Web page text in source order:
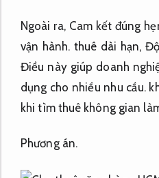
Ngoài ra, Cam kết đúng
vận hành. thuê dài hạn,
Điều này giúp doanh
dụng cho nhiều nhu cầu.
khi tìm thuê không gian
Phương án.